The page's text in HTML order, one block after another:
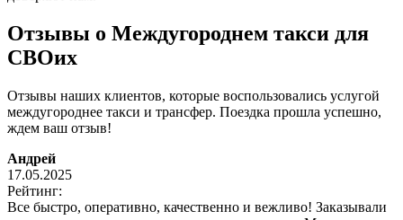
Отзывы о Междугороднем такси для
СВОих
Отзывы наших клиентов, которые воспользовались услугой
междугороднее такси и трансфер. Поездка прошла успешно,
ждем ваш отзыв!
Андрей
17.05.2025
Рейтинг:
Все быстро, оперативно, качественно и вежливо! Заказывали